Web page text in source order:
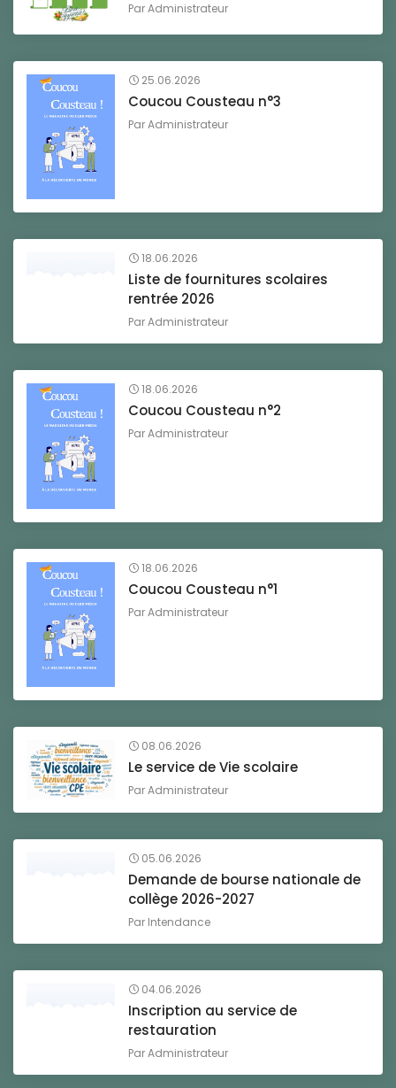
ParAdministrateur
25.06.2026
Coucou Cousteau n°3
ParAdministrateur
18.06.2026
Liste de fournitures scolaires
rentrée 2026
ParAdministrateur
18.06.2026
Coucou Cousteau n°2
ParAdministrateur
18.06.2026
Coucou Cousteau n°1
ParAdministrateur
08.06.2026
Le service de Vie scolaire
ParAdministrateur
05.06.2026
Demande de bourse nationale de
collège 2026-2027
Par Intendance
04.06.2026
Inscription au service de
restauration
ParAdministrateur